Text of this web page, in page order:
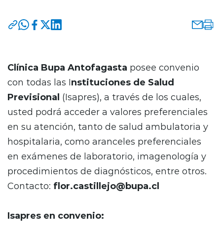
Clínica Bupa Antofagasta posee convenio
con todas las Instituciones de Salud
Previsional (Isapres), a través de los cuales,
usted podrá acceder a valores preferenciales
en su atención, tanto de salud ambulatoria y
hospitalaria, como aranceles preferenciales
en exámenes de laboratorio, imagenología y
procedimientos de diagnósticos, entre otros.
Contacto: flor.castillejo@bupa.cl
Isapres en convenio: